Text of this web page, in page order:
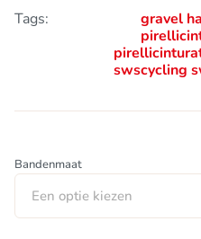
Tags:
gravel
swscycling
Bandenmaat
Een optie kiezen